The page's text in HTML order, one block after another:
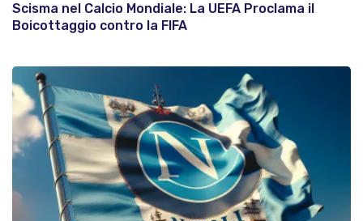
Scisma nel Calcio Mondiale: La UEFA Proclama il
Boicottaggio contro la FIFA